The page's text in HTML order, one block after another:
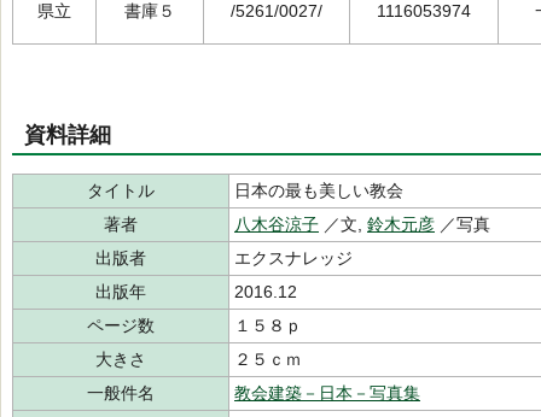
県立 書庫５ /5261/0027/ 1116053974
資料詳細
タイトル
日本の最も美しい教会
著者
八木谷涼子 ／文, 鈴木元彦 ／写真
出版者
エクスナレッジ
出版年
2016.12
ページ数
１５８ｐ
大きさ
２５ｃｍ
一般件名
教会建築－日本－写真集